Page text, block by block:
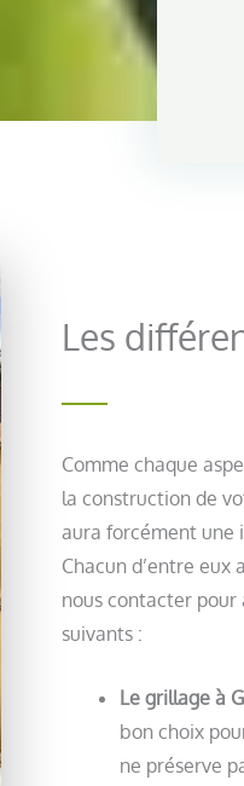
Les
Comme chaque
la construction de
aura forcément une
Chacun d’entre eux
nous contacter pour
suivants :
Le grillage à
bon choix
ne préserve